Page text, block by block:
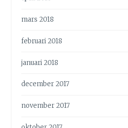
mars 2018
februari 2018
januari 2018
december 2017
november 2017